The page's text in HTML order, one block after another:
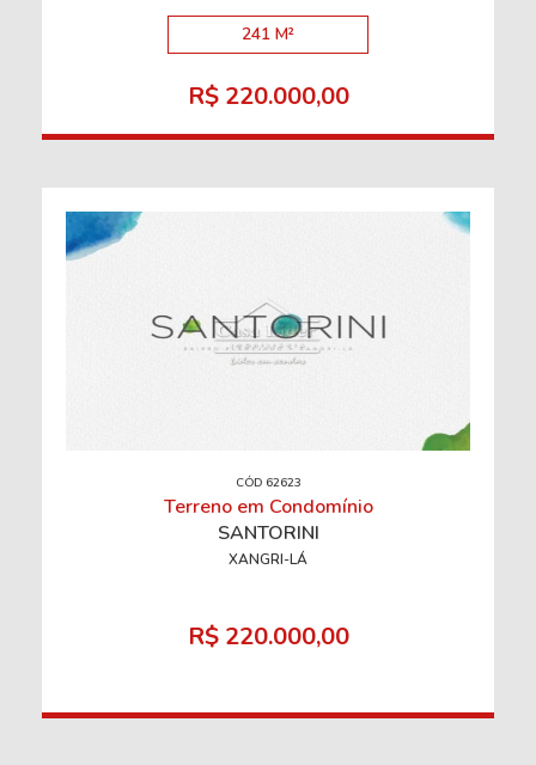
241 M²
R$ 220.000,00
CÓD 62623
Terreno em Condomínio
SANTORINI
XANGRI-LÁ
R$ 220.000,00